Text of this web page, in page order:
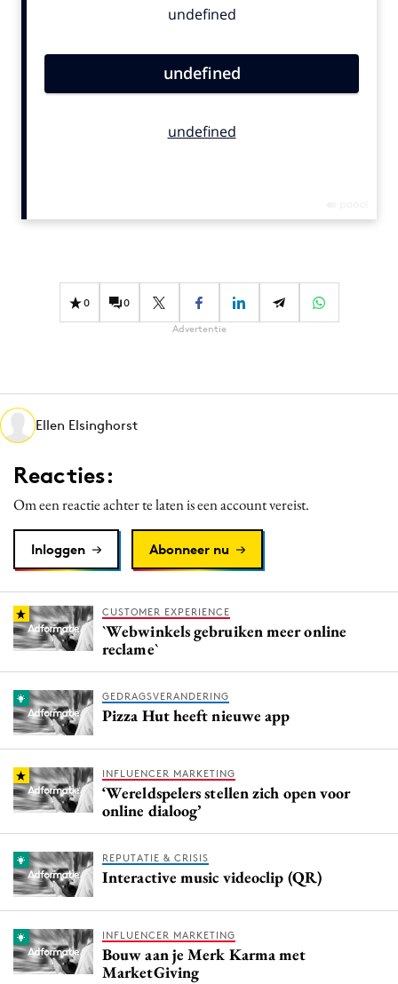
Contentmarketing
Effectiviteit
Gedragsverandering
Martech
Media
Merkstrategie
PR
Programmatic
Reputatie & crisis
0 0
Advertentie
Ellen Elsinghorst
Reacties:
Om een reactie achter te laten is een account vereist.
Inloggen Abonneer nu
CUSTOMER EXPERIENCE
`Webwinkels gebruiken meer online
reclame`
GEDRAGSVERANDERING
Pizza Hut heeft nieuwe app
INFLUENCER MARKETING
‘Wereldspelers stellen zich open voor
online dialoog’
REPUTATIE & CRISIS
Interactive music videoclip (QR)
INFLUENCER MARKETING
Bouw aan je Merk Karma met
MarketGiving